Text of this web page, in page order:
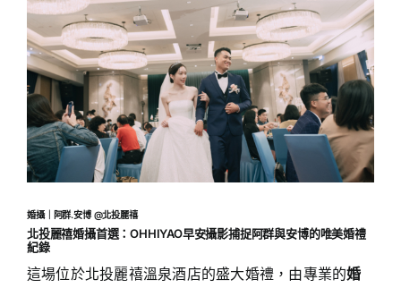
Image
婚攝｜阿群.安博 @北投麗禧
北投麗禧婚攝首選：OHHIYAO早安攝影捕捉阿群與安博的唯美婚禮
紀錄
這場位於北投麗禧溫泉酒店的盛大婚禮，由專業的婚